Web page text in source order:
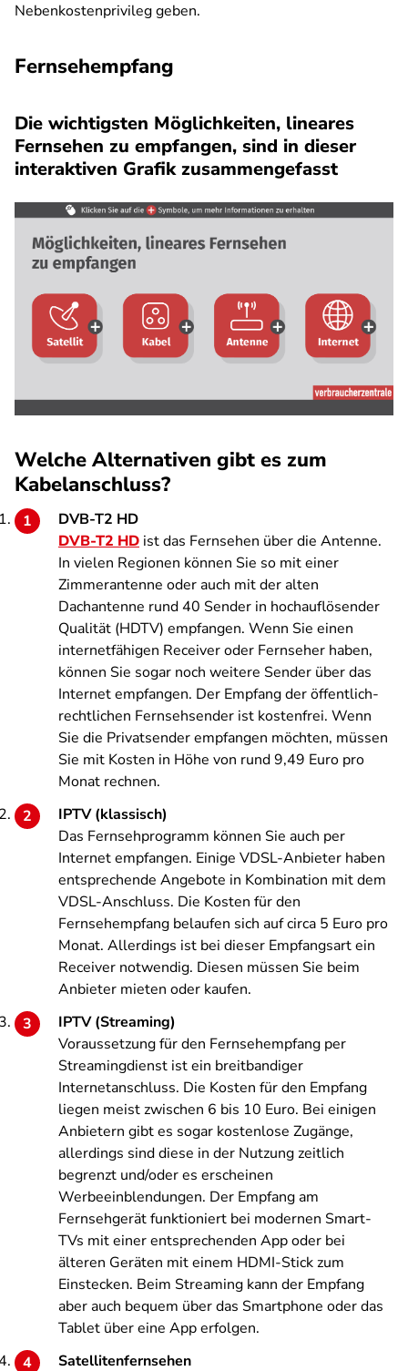
Nebenkostenprivileg geben.
Fernsehempfang
Die wichtigsten Möglichkeiten, lineares
Fernsehen zu empfangen, sind in dieser
interaktiven Grafik zusammengefasst
Welche Alternativen gibt es zum
Kabelanschluss?
DVB-T2 HD
DVB-T2 HD ist das Fernsehen über die Antenne.
In vielen Regionen können Sie so mit einer
Zimmerantenne oder auch mit der alten
Dachantenne rund 40 Sender in hochauflösender
Qualität (HDTV) empfangen. Wenn Sie einen
internetfähigen Receiver oder Fernseher haben,
können Sie sogar noch weitere Sender über das
Internet empfangen. Der Empfang der öffentlich-
rechtlichen Fernsehsender ist kostenfrei. Wenn
Sie die Privatsender empfangen möchten, müssen
Sie mit Kosten in Höhe von rund 9,49 Euro pro
Monat rechnen.
IPTV (klassisch)
Das Fernsehprogramm können Sie auch per
Internet empfangen. Einige VDSL-Anbieter haben
entsprechende Angebote in Kombination mit dem
VDSL-Anschluss. Die Kosten für den
Fernsehempfang belaufen sich auf circa 5 Euro pro
Monat. Allerdings ist bei dieser Empfangsart ein
Receiver notwendig. Diesen müssen Sie beim
Anbieter mieten oder kaufen.
IPTV (Streaming)
Voraussetzung für den Fernsehempfang per
Streamingdienst ist ein breitbandiger
Internetanschluss. Die Kosten für den Empfang
liegen meist zwischen 6 bis 10 Euro. Bei einigen
Anbietern gibt es sogar kostenlose Zugänge,
allerdings sind diese in der Nutzung zeitlich
begrenzt und/oder es erscheinen
Werbeeinblendungen. Der Empfang am
Fernsehgerät funktioniert bei modernen Smart-
TVs mit einer entsprechenden App oder bei
älteren Geräten mit einem HDMI-Stick zum
Einstecken. Beim Streaming kann der Empfang
aber auch bequem über das Smartphone oder das
Tablet über eine App erfolgen.
Satellitenfernsehen